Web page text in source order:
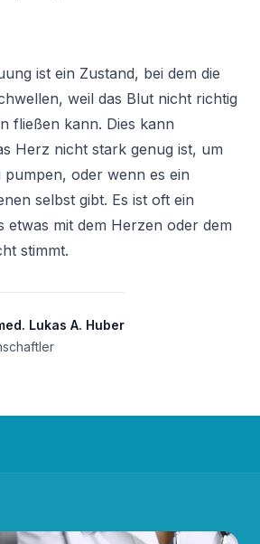
ist ein Zustand, bei dem die
weil das Blut nicht richtig
fließen kann. Dies kann
Herz nicht stark genug ist, um
oder wenn es ein
selbst gibt. Es ist oft ein
etwas mit dem Herzen oder dem
stimmt.
Lukas A. Huber